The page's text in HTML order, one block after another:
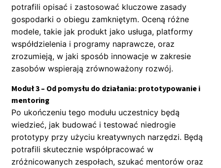
potrafili opisać i zastosować kluczowe zasady
gospodarki o obiegu zamkniętym. Oceną różne
modele, takie jak produkt jako usługa, platformy
współdzielenia i programy naprawcze, oraz
zrozumieją, w jaki sposób innowacje w zakresie
zasobów wspierają zrównoważony rozwój.
Moduł 3 – Od pomysłu do działania: prototypowanie i
mentoring
Po ukończeniu tego modułu uczestnicy będą
wiedzieć, jak budować i testować niedrogie
prototypy przy użyciu kreatywnych narzędzi. Będą
potrafili skutecznie współpracować w
zróżnicowanych zespołach, szukać mentorów oraz